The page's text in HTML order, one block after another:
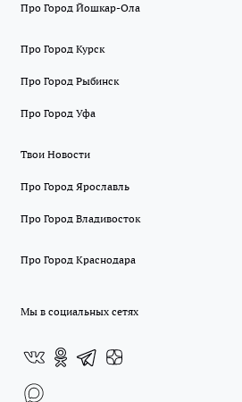
Про Город Йошкар-Ола
Про Город Курск
Про Город Рыбинск
Про Город Уфа
Твои Новости
Про Город Ярославль
Про Город Владивосток
Про Город Краснодара
Мы в социальных сетях